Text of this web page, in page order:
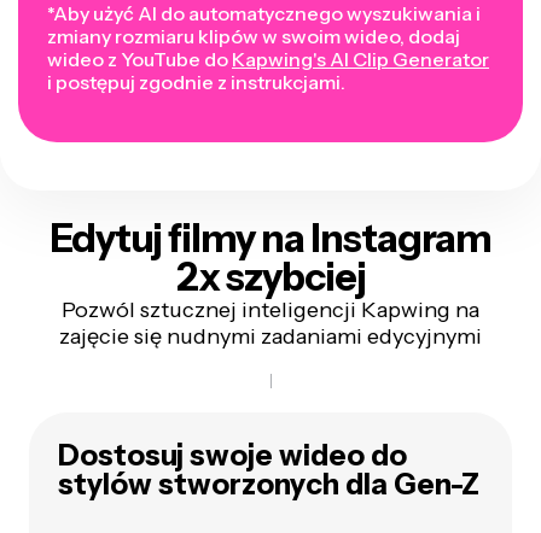
*Aby użyć AI do automatycznego wyszukiwania i
zmiany rozmiaru klipów w swoim wideo, dodaj
wideo z YouTube do Kapwing's AI Clip Generator
i postępuj zgodnie z instrukcjami.
Edytuj filmy na Instagram
2x szybciej
Pozwól sztucznej inteligencji Kapwing na
zajęcie się nudnymi zadaniami edycyjnymi
Dostosuj swoje wideo do
stylów stworzonych dla Gen-Z